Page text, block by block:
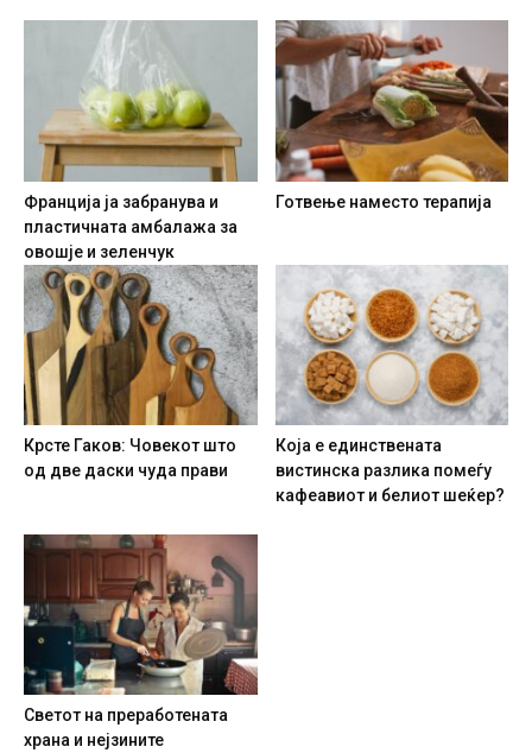
Франција ја забранува и
пластичната амбалажа за
овошје и зеленчук
Готвење наместо терапија
Крсте Гаков: Човекот што
од две даски чуда прави
Која е единствената
вистинска разлика помеѓу
кафеавиот и белиот шеќер?
Светот на преработената
храна и нејзините